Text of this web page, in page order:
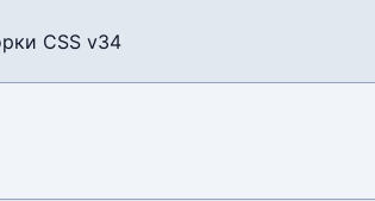
CSS v34